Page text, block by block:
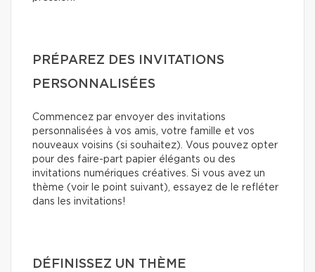
PRÉPAREZ DES INVITATIONS
PERSONNALISÉES
Commencez par envoyer des invitations
personnalisées à vos amis, votre famille et vos
nouveaux voisins (si souhaitez). Vous pouvez opter
pour des faire-part papier élégants ou des
invitations numériques créatives. Si vous avez un
thème (voir le point suivant), essayez de le refléter
dans les invitations!
DÉFINISSEZ UN THÈME